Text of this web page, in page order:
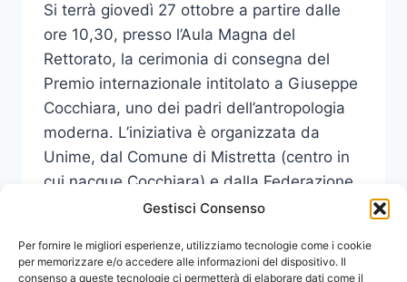
Gestisci Consenso
Per fornire le migliori esperienze, utilizziamo tecnologie come i cookie
per memorizzare e/o accedere alle informazioni del dispositivo. Il
consenso a queste tecnologie ci permetterà di elaborare dati come il
Si terrà giovedì 27 ottobre a partire dalle
ore 10,30, presso l’Aula Magna del
Rettorato, la cerimonia di consegna del
Premio internazionale intitolato a Giuseppe
Cocchiara, uno dei padri dell’antropologia
moderna. L’iniziativa è organizzata da
Unime, dal Comune di Mistretta (centro in
cui nacque Cocchiara) e dalla Federazione
Italiana Tradizioni Popolari.
LEGGI DI PIÙIL
27